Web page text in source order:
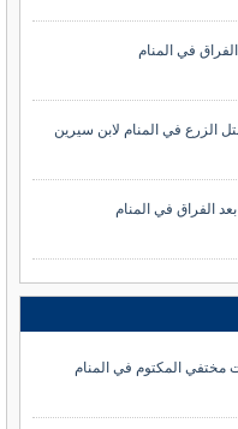
في المنام
الزرع في المنام لابن سيرين
الفراق في المنام
المكتوم في المنام